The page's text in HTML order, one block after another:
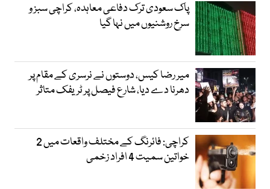
پاک سعودی ترک دفاعی معاہدہ، کراچی سبز و
سرخ روشنیوں میں نہا گیا
میر رضا کیس، دوستوں نے نرسری کے مقام پر
دھرنا دے دیا، شارع فیصل پر ٹریفک متاثر
کراچی: فائرنگ کے مختلف واقعات میں 2
خواتین سمیت 4 افراد زخمی